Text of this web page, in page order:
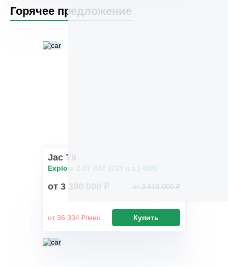
Горячее предложение
Jac T9
Explore 2.0T 8AT (224 л.с.) 4WD
от 3 390 000 ₽ от 3 619 000 ₽
от 36 334 ₽/мес. Купить